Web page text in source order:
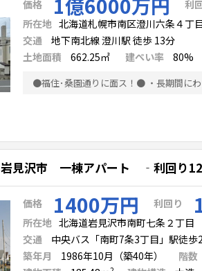
価格 1億6000万円
利
所在地 北海道札幌市南区澄川六条４丁
交通
地下南北線 澄川駅 徒歩 13分
土地面積
662.25㎡ 建ぺい率 80%
岩見沢市 一棟アパート ‐利回り
価格 1400万円 利回り
所在地 北海道岩見沢市南町七条２丁目
交通
中央バス「南町7条3丁目」駅徒歩
築年月
1986年10月（築40年） 階数